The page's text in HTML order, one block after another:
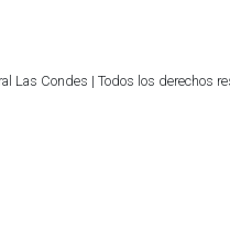
Las Condes | Todos los derechos